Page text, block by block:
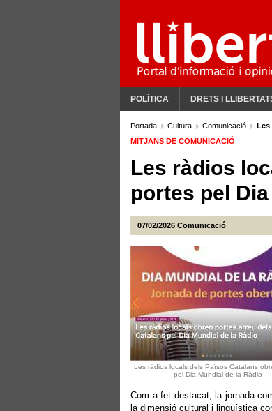
POLÍTICA DRETS I
Portada Cultura Comunicació
Les
MITJANS DE COMUNICACIÓ
Les ràdios
portes pel
07/02/2026 Comunicació
Les ràdios locals dels Països Catalans
pel Dia Mundial de la Ràdio
Com a fet destacat, la jornada
la dimensió cultural i lingüística